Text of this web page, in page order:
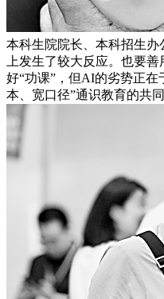
本科生院院长、本科招生
上发生了较大反应。也要
好“功课”，但AI的劣势正在
本、宽口径”通识教育的共